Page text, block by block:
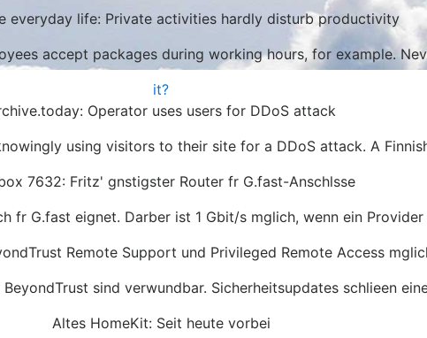
everyday life: Private activities hardly disturb productivity
accept packages during working hours, for example.
it?
Operator uses users for DDoS attack
using visitors to their site for a DDoS attack. A
7632: Fritz' gnstigster Router fr G.fast-Anschlsse
fr G.fast eignet. Darber ist 1 Gbit/s mglich, wenn ein
Remote Support und Privileged Remote Access
sind verwundbar. Sicherheitsupdates schlieen
Altes HomeKit: Seit heute vorbei